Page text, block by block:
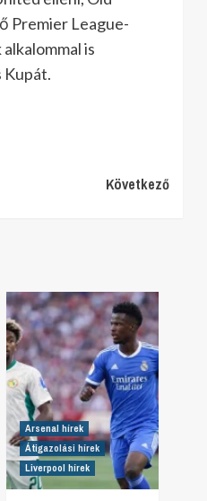
Premier League-
is
Kupát.
Következő
Arsenal hírek
Átigazolási hírek
Liverpool hírek